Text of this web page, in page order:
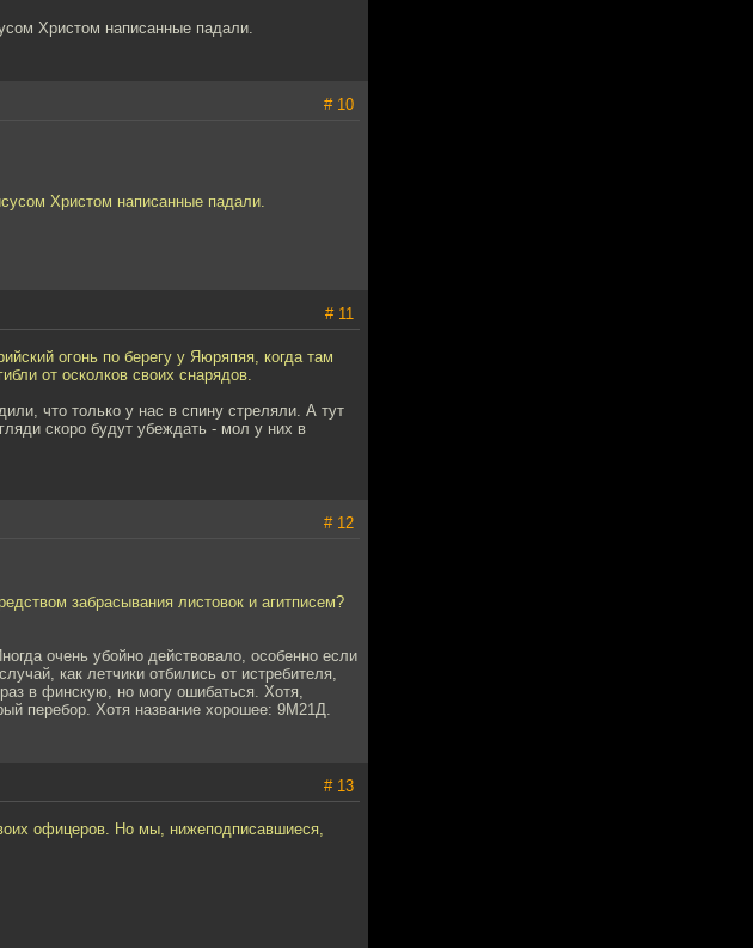
Христом написанные падали.
# 10
Христом написанные падали.
# 11
огонь по берегу у Яюряпяя, когда там
от осколков своих снарядов.
что только у нас в спину стреляли. А тут
скоро будут убеждать - мол у них в
# 12
забрасывания листовок и агитписем?
очень убойно действовало, особенно если
как летчики отбились от истребителя,
в финскую, но могу ошибаться. Хотя,
перебор. Хотя название хорошее: 9М21Д.
# 13
офицеров. Но мы, нижеподписавшиеся,